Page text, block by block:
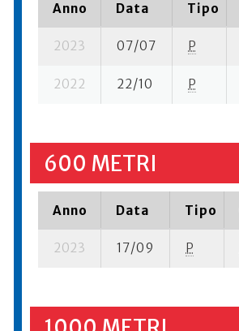
Anno Data Tipo
2023 07/07 P
2022 22/10 P
600 METRI
Anno Data Tipo
2023 17/09 P